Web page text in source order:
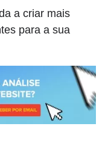
a criar mais
para a sua